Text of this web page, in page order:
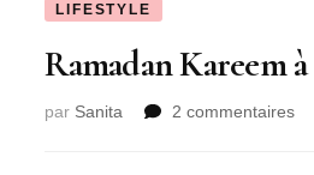
LIFESTYLE
Ramadan Kareem
par Sanita 2 commentairessur